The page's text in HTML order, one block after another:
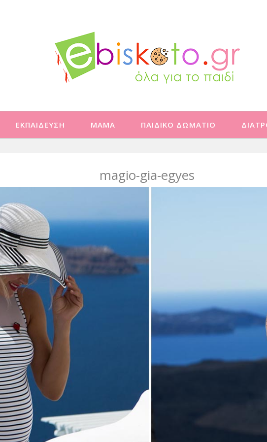
ΕΚΠΑΙΔΕΥΣΗ ΜΑΜΑ ΠΑΙΔΙΚΟ ΔΩΜΑΤΙΟ
magio-gia-egyes